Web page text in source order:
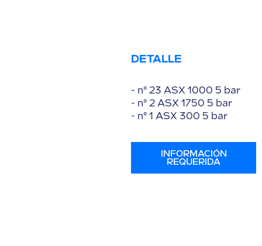
DETALLE
- n° 23 ASX 1000 5 bar
- n° 2 ASX 1750 5 bar
- n° 1 ASX 300 5 bar
INFORMACIÓN
REQUERIDA